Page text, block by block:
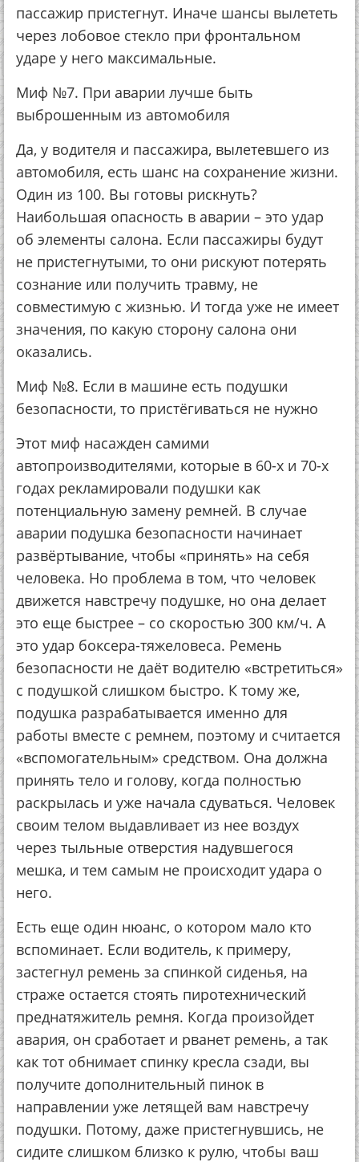
пассажир пристегнут. Иначе шансы вылететь
через лобовое стекло при фронтальном
ударе у него максимальные.
Миф №7. При аварии лучше быть
выброшенным из автомобиля
Да, у водителя и пассажира, вылетевшего из
автомобиля, есть шанс на сохранение жизни.
Один из 100. Вы готовы рискнуть?
Наибольшая опасность в аварии – это удар
об элементы салона. Если пассажиры будут
не пристегнутыми, то они рискуют потерять
сознание или получить травму, не
совместимую с жизнью. И тогда уже не имеет
значения, по какую сторону салона они
оказались.
Миф №8. Если в машине есть подушки
безопасности, то пристёгиваться не нужно
Этот миф насажден самими
автопроизводителями, которые в 60-х и 70-х
годах рекламировали подушки как
потенциальную замену ремней. В случае
аварии подушка безопасности начинает
развёртывание, чтобы «принять» на себя
человека. Но проблема в том, что человек
движется навстречу подушке, но она делает
это еще быстрее – со скоростью 300 км/ч. А
это удар боксера-тяжеловеса. Ремень
безопасности не даёт водителю «встретиться»
с подушкой слишком быстро. К тому же,
подушка разрабатывается именно для
работы вместе с ремнем, поэтому и считается
«вспомогательным» средством. Она должна
принять тело и голову, когда полностью
раскрылась и уже начала сдуваться. Человек
своим телом выдавливает из нее воздух
через тыльные отверстия надувшегося
мешка, и тем самым не происходит удара о
него.
Есть еще один нюанс, о котором мало кто
вспоминает. Если водитель, к примеру,
застегнул ремень за спинкой сиденья, на
страже остается стоять пиротехнический
преднатяжитель ремня. Когда произойдет
авария, он сработает и рванет ремень, а так
как тот обнимает спинку кресла сзади, вы
получите дополнительный пинок в
направлении уже летящей вам навстречу
подушки. Потому, даже пристегнувшись, не
сидите слишком близко к рулю, чтобы ваш